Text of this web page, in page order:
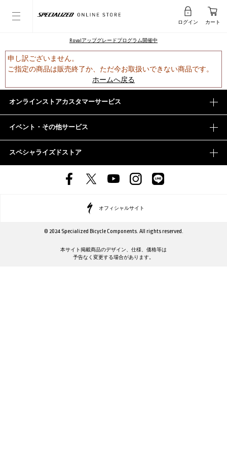
ログイン カート
Rovalアップグレードプログラム開催中
申し訳ございません。
ご指定の商品は販売終了か、ただ今お取扱いできない商品です。
ホームへ戻る
オンラインストアカスタマーサービス
イベント・その他サービス
スペシャライズドストア
オフィシャルサイト
© 2024 Specialized Bicycle Components. All rights reserved.
本サイト掲載商品のデザイン、仕様、価格等は
予告なく変更する場合があります。